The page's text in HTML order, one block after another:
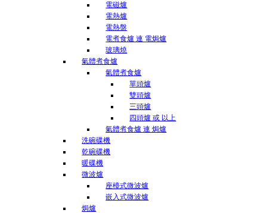
電磁爐
電熱爐
電熱盤
電煮食爐 連 電焗爐
玻璃燒
氣體煮食爐
氣體煮食爐
單頭爐
雙頭爐
三頭爐
四頭爐 或 以上
氣體煮食爐 連 焗爐
洗碗碟機
乾碗碟機
暖碟機
微波爐
座檯式微波爐
嵌入式微波爐
焗爐